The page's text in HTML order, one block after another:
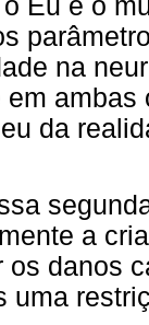
Eu e o
na
da
a
os danos
uma